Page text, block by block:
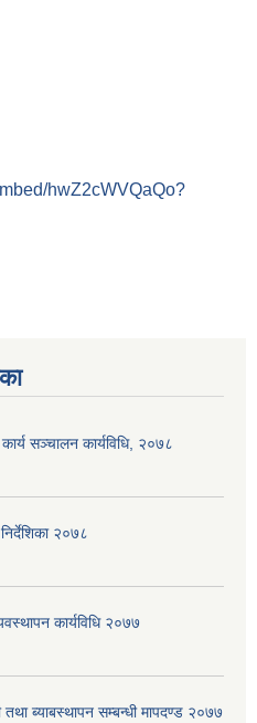
hwZ2cWVQaQo?
सञ्चालन कार्यविधि, २०७८
२०७८
कार्यविधि २०७७
ब्याबस्थापन सम्बन्धी मापदण्ड २०७७